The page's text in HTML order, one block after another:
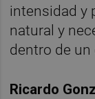
intensidad y
natural y
dentro de
Ricardo